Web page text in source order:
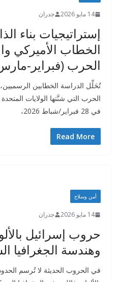
14 مايو 2026 جدران
إستراتيجيات بناء
الخطاب الأميركي
الحرب (فبراير-مارس
تُحَلِّل الدراسة الخطابين الرسميين،
الحرب التي شنَّتها الولايات
في 28 فبراير/شباط 2026،
Read More
أمن وسلاح
14 مايو 2026 جدران
حروب إسرائيل
وهندسة الجغرافيا
في الحروب الحديثة لا تُرسم